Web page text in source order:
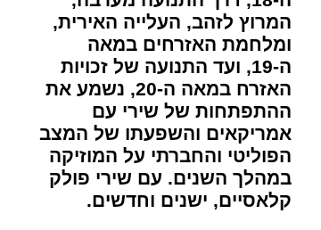
המרוץ לזהב, העלייה האירית,
ומלחמת האזרחים במאה
ה-19, ועד התנועה של זכויות
האזרח במאה ה-20, נשמע את
ההתפתחות של שירי עם
אמריקאים והשפעתו של המצב
הפוליטי והחברתי על המוזיקה
במהלך השנים. עם שירי פולק
קלאסיים, ישנים וחדשים.